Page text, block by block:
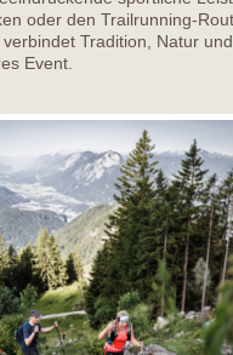
oder den Trailrunning-
Tradition, Natur
Event.